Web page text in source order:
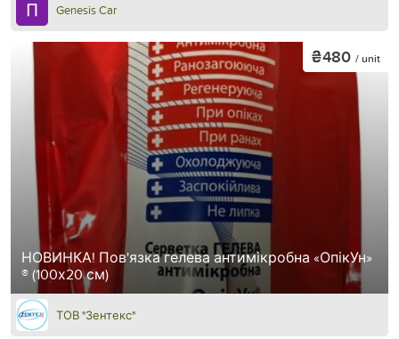
Genesis Car
НОВИНКА! Пов'язка гелева антимікробна «ОпікУн»
® (100х20 см)
₴480 / unit
ТОВ "Зентекс"